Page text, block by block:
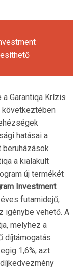
Garantiqa Krízis
következtében
hatásai a
a kialakult
új termékét
Investment
futamidejű,
igénybe vehető. A
melyhez a
díjtámogatás
1,6%, azt